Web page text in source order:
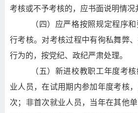
考核或不予考核的，应书面说明情况
（四）应严格按照规定程序
行考核。对考核过程中有徇私舞弊
行为的，按党纪、政纪严肃处理。
（五）新进校教职工年度考
业人员，在试用期内参加年度考核
次；非首次就业人员，当年在其他